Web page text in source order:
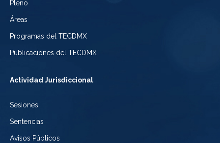
Pleno
Áreas
Programas del TECDMX
Publicaciones del TECDMX
Actividad Jurisdiccional
Sesiones
Sentencias
Avisos Públicos